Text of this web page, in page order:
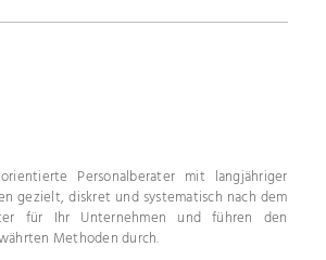
Personalberater mit lang­jähri­ger
gezielt, diskret und systematisch nach dem
für Ihr Unternehmen und führen den
Methoden durch.